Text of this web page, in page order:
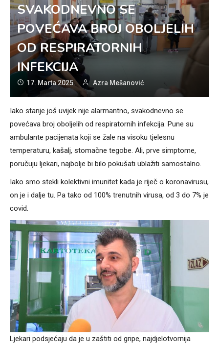
SVAKODNEVNO SE
POVEĆAVA BROJ OBOLJELIH
OD RESPIRATORNIH
INFEKCIJA
17. Marta 2025. Azra Mešanović
Iako stanje još uvijek nije alarmantno, svakodnevno se
povećava broj oboljelih od respiratornih infekcija. Pune su
ambulante pacijenata koji se žale na visoku tjelesnu
temperaturu, kašalj, stomačne tegobe. Ali, prve simptome,
poručuju ljekari, najbolje bi bilo pokušati ublažiti samostalno.
Iako smo stekli kolektivni imunitet kada je riječ o koronavirusu,
on je i dalje tu. Pa tako od 100% trenutnih virusa, od 3 do 7% je
covid.
Ljekari podsjećaju da je u zaštiti od gripe, najdjelotvornija